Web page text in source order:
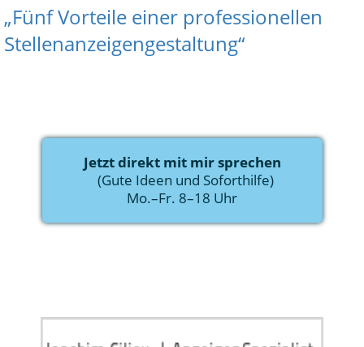
„Fünf Vorteile einer professionellen
Stellenanzeigengestaltung“
Jetzt direkt mit mir sprechen
  (Gute Ideen und Soforthilfe)
Mo.–Fr. 8–18 Uhr